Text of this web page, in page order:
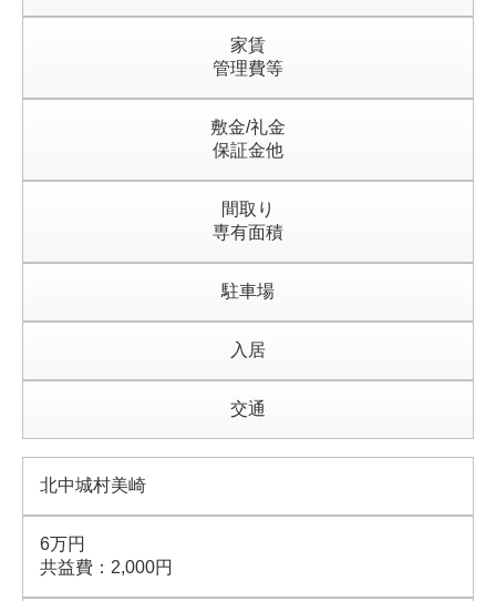
家賃
管理費等
敷金/礼金
保証金他
間取り
専有面積
駐車場
入居
交通
北中城村美崎
6万円
共益費：2,000円